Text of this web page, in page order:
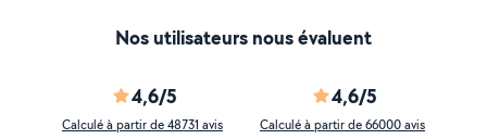
Nos utilisateurs nous évaluent
4,6/5
Calculé à partir de 48731 avis
4,6/5
Calculé à partir de 66000 avis